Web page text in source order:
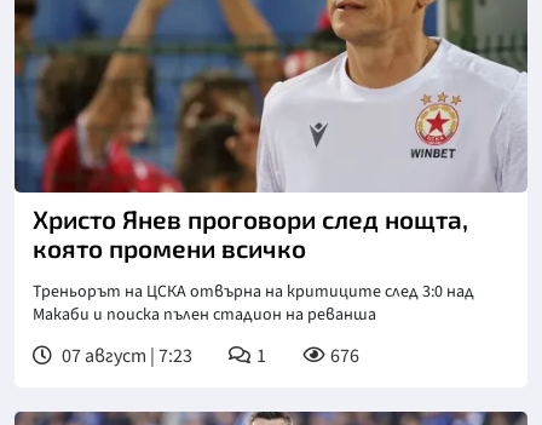
Снимка: БТА
Христо Янев проговори след нощта,
която промени всичко
Треньорът на ЦСКА отвърна на критиците след 3:0 над
Макаби и поиска пълен стадион на реванша
07 август | 7:23 1 676